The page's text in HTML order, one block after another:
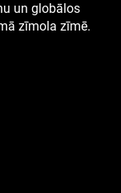
un globālos
zīmola zīmē.